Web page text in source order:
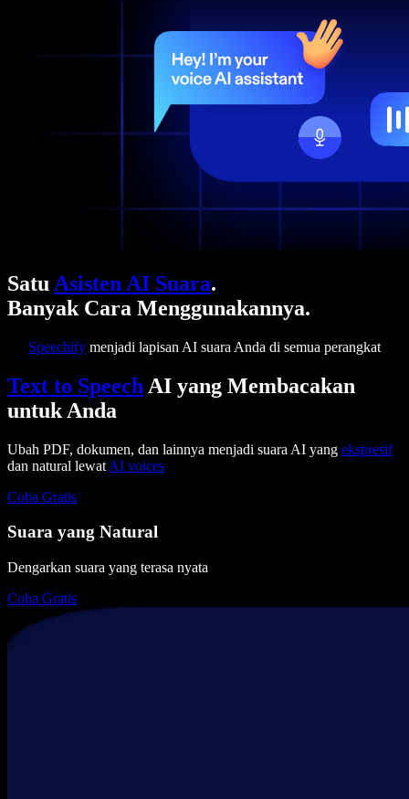
Satu Asisten AI Suara.
Banyak Cara Menggunakannya.
Speechify menjadi lapisan AI suara Anda di semua perangkat
Text to Speech AI yang Membacakan
untuk Anda
Ubah PDF, dokumen, dan lainnya menjadi suara AI yang ekspresif
dan natural lewat AI voices
Coba Gratis
Suara yang Natural
Dengarkan suara yang terasa nyata
Coba Gratis